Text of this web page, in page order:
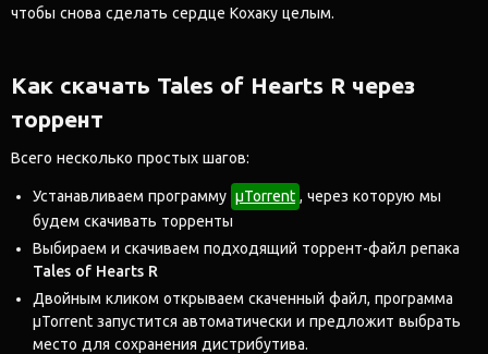
чтобы снова сделать сердце Кохаку целым.
Как скачать Tales of Hearts R через
торрент
Всего несколько простых шагов:
Устанавливаем программу μTorrent , через которую мы
будем скачивать торренты
Выбираем и скачиваем подходящий торрент-файл репака
Tales of Hearts R
Двойным кликом открываем скаченный файл, программа
μTorrent запустится автоматически и предложит выбрать
место для сохранения дистрибутива.